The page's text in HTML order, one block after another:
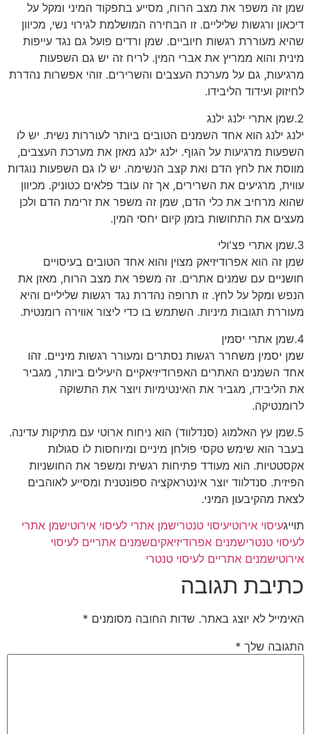
שמן זה משפר את מצב הרוח, מסייע בתפקוד המיני ומקל על
דיכאון ורגשות שליליים. זו הבחירה המושלמת לגירוי נשי, מכיוון
שהיא מעוררת רגשות חיוביים. שמן ורדים פועל גם נגד עייפות
מינית והוא ממריץ את אברי המין. לריח זה יש גם השפעות
מרגיעות, גם על מערכת העצבים והשרירים. זוהי אפשרות נהדרת
לחיזוק ועידוד הליבידו.
2.שמן אתרי ילנג ילנג
ילנג ילנג הוא אחד השמנים הטובים ביותר לעוררות נשית. יש לו
השפעות מרגיעות על הגוף. ילנג ילנג מאזן את מערכת העצבים,
מווסת את לחץ הדם ואת קצב הנשימה. יש לו גם השפעות נוגדות
עווית, מרגיעים את השרירים, אך זה עובד פלאים כטוניק. מכיוון
שהוא מרחיב את כלי הדם, שמן זה משפר את זרימת הדם ולכן
מעצים את התחושות בזמן קיום יחסי המין.
3.שמן אתרי פצ'ולי
שמן זה הוא אפרודיזיאק מצוין והוא אחד הטובים בעיסויים
חושניים עם שמנים אתרים. זה משפר את מצב הרוח, מאזן את
הנפש ומקל על לחץ. זו תרופה נהדרת נגד רגשות שליליים והיא
מעוררת תגובות מיניות. השתמש בו כדי ליצור אווירה רומנטית.
4.שמן אתרי יסמין
שמן יסמין משחרר רגשות נסתרים ומעורר רגשות מיניים. זהו
אחד השמנים האתרים האפרודיזיאקיים היעילים ביותר, מגביר
את הליבידו, מגביר את האינטימיות ויוצר את התשוקה
לרומנטיקה.
5.שמן עץ האלמוג (סנדלווד) הוא ניחוח ארוטי עם מתיקות עדינה.
בעבר הוא שימש טקסי פולחן מיניים ומיוחסות לו סגולות
אקסטטיות. הוא מעודד פתיחות רגשית ומשפר את החושניות
הפיזית. סנדלווד יוצר אינטראקציה ספונטנית ומסייע לאוהבים
לצאת מהקיבעון המיני.
תוייגעיסוי אירוטיעיסוי טנטרישמן אתרי לעיסוי אירוטישמן אתרי
לעיסוי טנטרישמנים אפרודיזיאקיםשמנים אתריים לעיסוי
אירוטישמנים אתריים לעיסוי טנטרי
כתיבת תגובה
האימייל לא יוצג באתר. שדות החובה מסומנים *
התגובה שלך *